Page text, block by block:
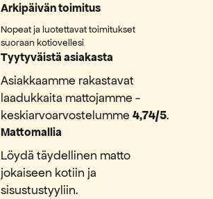
Arkipäivän toimitus
Nopeat ja luotettavat toimitukset
suoraan kotiovellesi
Tyytyväistä asiakasta
Asiakkaamme rakastavat
laadukkaita mattojamme -
keskiarvoarvostelumme4,74/5.
Mattomallia
Löydä täydellinen matto
jokaiseen kotiin ja
sisustustyyliin.